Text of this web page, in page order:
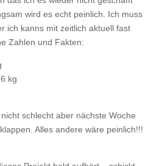
wird es echt peinlich. Ich muss
ich kanns mit zeitlich aktuell fast
Zahlen und Fakten:
kg
schlecht aber nächste Woche
Alles andere wäre peinlich!!!